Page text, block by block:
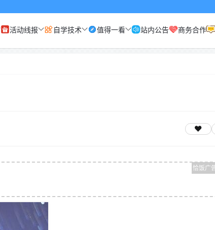
活动线报 自学技术 值得一看 站内公告 商务合作